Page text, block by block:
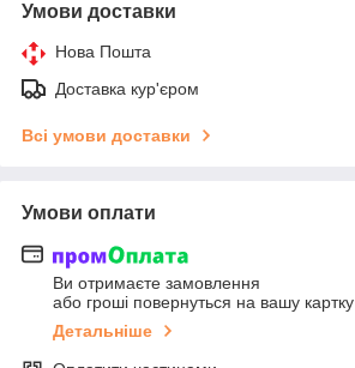
Умови доставки
Нова Пошта
Доставка кур'єром
Всі умови доставки
Умови оплати
Ви отримаєте замовлення
або гроші повернуться на вашу картку
Детальніше